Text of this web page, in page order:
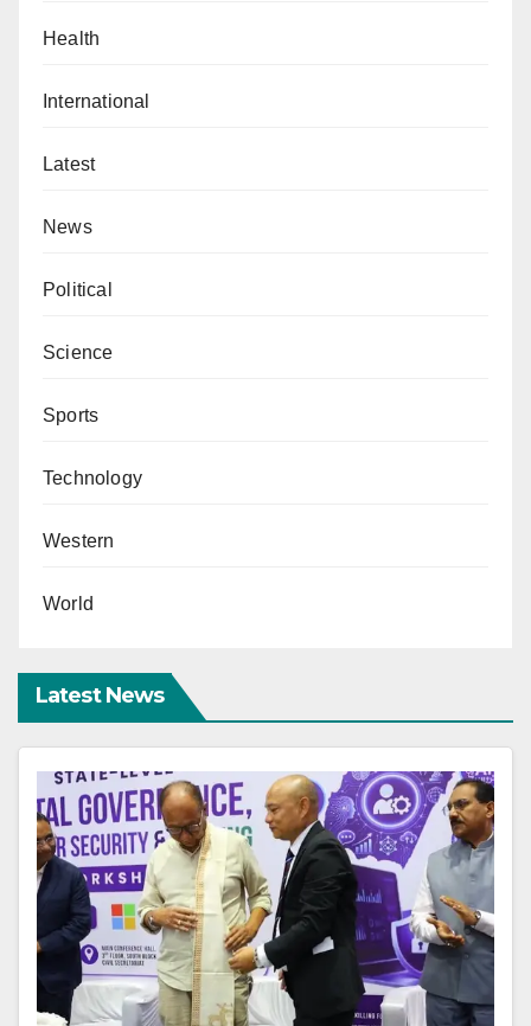
Health
International
Latest
News
Political
Science
Sports
Technology
Western
World
Latest News